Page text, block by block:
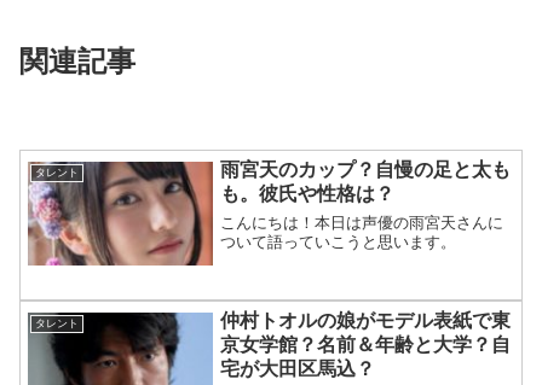
関連記事
タレント
雨宮天のカップ？自慢の足と太も
も。彼氏や性格は？
こんにちは！本日は声優の雨宮天さんに
ついて語っていこうと思います。
タレント
仲村トオルの娘がモデル表紙で東
京女学館？名前＆年齢と大学？自
宅が大田区馬込？